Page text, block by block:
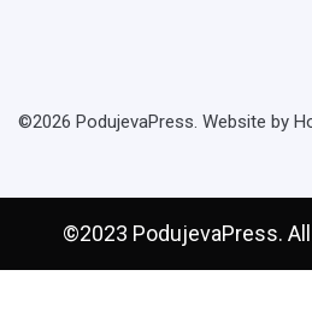
©2026 PodujevaPress. Website by
©2023 PodujevaPress.